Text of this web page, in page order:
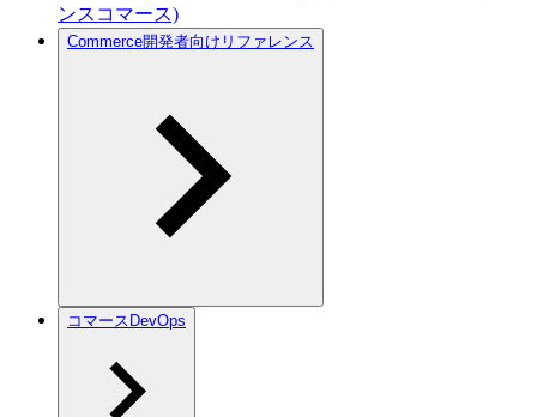
ンスコマース)
Commerce開発者向けリファレンス
コマースDevOps